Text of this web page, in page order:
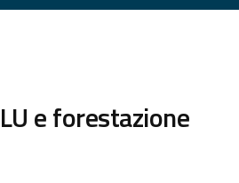
e forestazione